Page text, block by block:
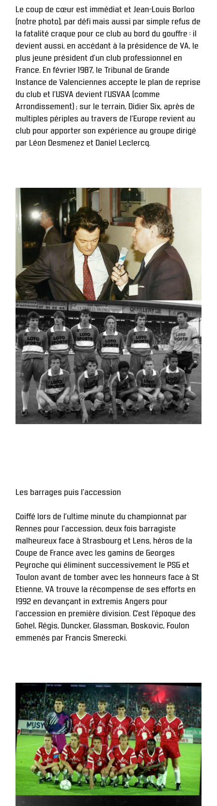
Le coup de cœur est immédiat et Jean-Louis Borloo
(notre photo), par défi mais aussi par simple refus de
la fatalité craque pour ce club au bord du gouffre : il
devient aussi, en accédant à la présidence de VA, le
plus jeune président d’un club professionnel en
France. En février 1987, le Tribunal de Grande
Instance de Valenciennes accepte le plan de reprise
du club et l’USVA devient l’USVAA (comme
Arrondissement) ; sur le terrain, Didier Six, après de
multiples périples au travers de l’Europe revient au
club pour apporter son expérience au groupe dirigé
par Léon Desmenez et Daniel Leclercq.
Les barrages puis l'accession
Coiffé lors de l’ultime minute du championnat par
Rennes pour l’accession, deux fois barragiste
malheureux face à Strasbourg et Lens, héros de la
Coupe de France avec les gamins de Georges
Peyroche qui éliminent successivement le PSG et
Toulon avant de tomber avec les honneurs face à St
Etienne, VA trouve la récompense de ses efforts en
1992 en devançant in extremis Angers pour
l’accession en première division. C’est l’époque des
Gohel, Régis, Duncker, Glassman, Boskovic, Foulon
emmenés par Francis Smerecki.